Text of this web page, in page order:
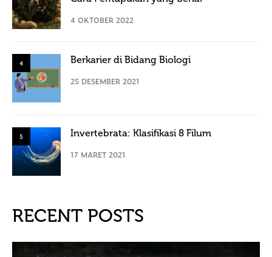
4 OKTOBER 2022
4 Berkarier di Bidang Biologi
25 DESEMBER 2021
5 Invertebrata: Klasifikasi 8 Filum
17 MARET 2021
RECENT POSTS